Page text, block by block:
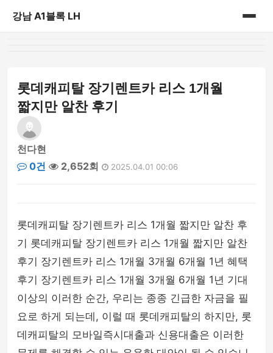
강남 A1블록 LH
롯데캐피탈 장기렌트카 리스 1개월
짧지만 알찬 후기
천다현
0건
2,652회 2025.04.01 00:06
롯데캐피탈 장기렌트카 리스 1개월 짧지만 알찬 후
기 롯데캐피탈 장기렌트카 리스 1개월 짧지만 알찬
후기 장기렌트카 리스 1개월 3개월 6개월 1년 혜택
후기 장기렌트카 리스 1개월 3개월 6개월 1년 기대
이상의 이러한 순간, 우리는 종종 긴급한 자금을 필
요로 하게 되는데, 이럴 때 롯데캐피탈의 하지만, 롯
데캐피탈의 모바일즉시대출과 신용대출은 이러한